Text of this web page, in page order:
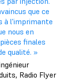
que ce
à l'imprimante
nous en
finales
qualité. »
Radio Flyer